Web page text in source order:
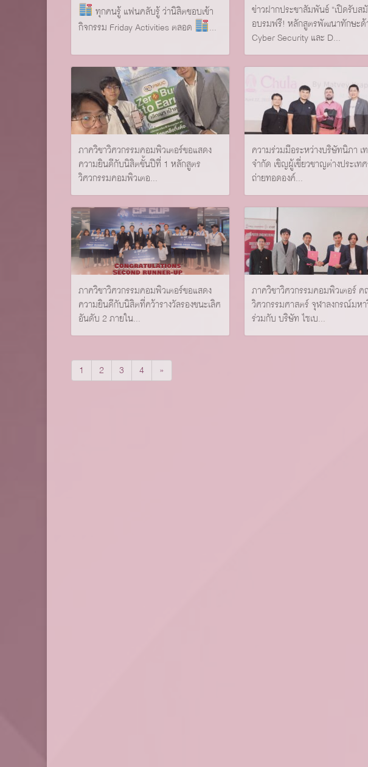
ทุกคนรู้ แฟนคลับรู้ ว่านิสิตชอบเข้า
กิจกรรม Friday Activities ตลอด
...
ข่าวฝากประชาสัมพันธ์ “เปิดรับส
อบรมฟรี! หลักสูตรพัฒนาทักษะ
Cyber Security และ D...
ภาควิชาวิศวกรรมคอมพิวเตอร์ขอแสดง
ความยินดีกับนิสิตชั้นปีที่ 1 หลักสูตร
วิศวกรรมคอมพิวเตอ...
ความร่วมมือระหว่างบริษัทนิภา เ
จำกัด เชิญผู้เชี่ยวชาญต่างประเท
ถ่ายทอดองค์...
ภาควิชาวิศวกรรมคอมพิวเตอร์ขอแสดง
ความยินดีกับนิสิตที่คว้ารางวัลรองชนะเลิศ
อันดับ 2 ภายใน...
ภาควิชาวิศวกรรมคอมพิวเตอร์
วิศวกรรมศาสตร์ จุฬาลงกรณ์มห
ร่วมกับ บริษัท ไซเบ...
1 2 3 4 »